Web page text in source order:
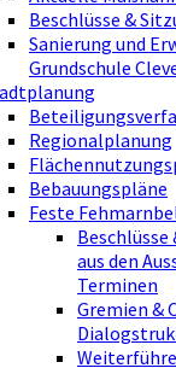
Beschlüsse &
Sanierung und
Grundschule
Regionalplanung
Bebauungspläne
Feste
aus den
Terminen
Gremien &